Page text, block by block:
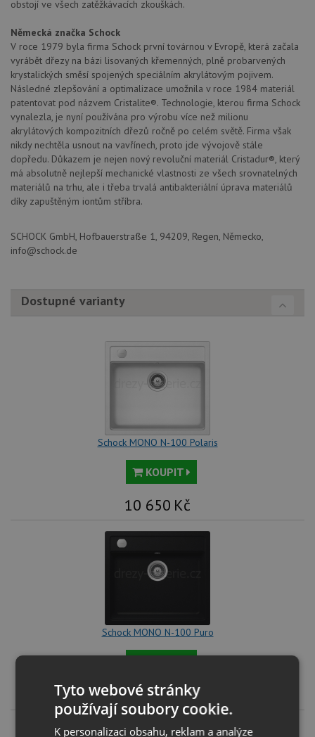
obstojí ve všech zatěžkávacích zkouškách.
Německá značka Schock
V roce 1979 byla firma Schock první továrnou v Evropě, která začala
vyrábět dřezy na bázi lisovaných křemenných, plně probarvených
krystalických směsí spojených speciálním akrylátovým pojivem.
Následné zlepšování a optimalizace umožnila v roce 1984 materiál
patentovat pod názvem Cristalite®. Technologie, kterou firma Schock
vynalezla, je nyní používána pro výrobu více než milionu
akrylátových kompozitních dřezů ročně po celém světě. Firma však
nikdy nechtěla usnout na vavřínech, proto jde vývojově stále
dopředu. Důkazem je nejen nový revoluční materiál Cristadur®, který
má absolutně nejlepší mechanické vlastnosti ze všech srovnatelných
materiálů na trhu, ale i třeba trvalá antibakteriální úprava materiálů
díky zapuštěným iontům stříbra.
SCHOCK GmbH, Hofbauerstraße 1, 94209, Regen, Německo,
info@schock.de
Dostupné varianty
Schock MONO N-100 Polaris
KOUPIT
10 650 Kč
Schock MONO N-100 Puro
10 650 Kč
Tyto webové stránky
používají soubory cookie.
K personalizaci obsahu, reklam a analýze